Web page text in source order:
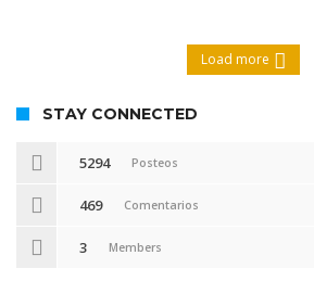
Load more
STAY CONNECTED
5294 Posteos
469 Comentarios
3 Members